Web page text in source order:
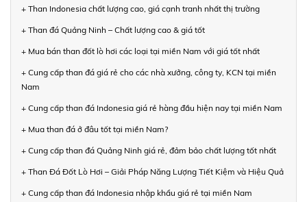
+ Than Indonesia chất lượng cao, giá cạnh tranh nhất thị trường
+ Than đá Quảng Ninh – Chất lượng cao & giá tốt
+ Mua bán than đốt lò hơi các loại tại miền Nam với giá tốt nhất
+ Cung cấp than đá giá rẻ cho các nhà xưởng, công ty, KCN tại miền
Nam
+ Cung cấp than đá Indonesia giá rẻ hàng đầu hiện nay tại miền Nam
+ Mua than đá ở đâu tốt tại miền Nam?
+ Cung cấp than đá Quảng Ninh giá rẻ, đảm bảo chất lượng tốt nhất
+ Than Đá Đốt Lò Hơi – Giải Pháp Năng Lượng Tiết Kiệm và Hiệu Quả
+ Cung cấp than đá Indonesia nhập khẩu giá rẻ tại miền Nam